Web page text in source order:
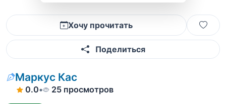
Хочу прочитать
Поделиться
Маркус Кас
0.0• 25 просмотров